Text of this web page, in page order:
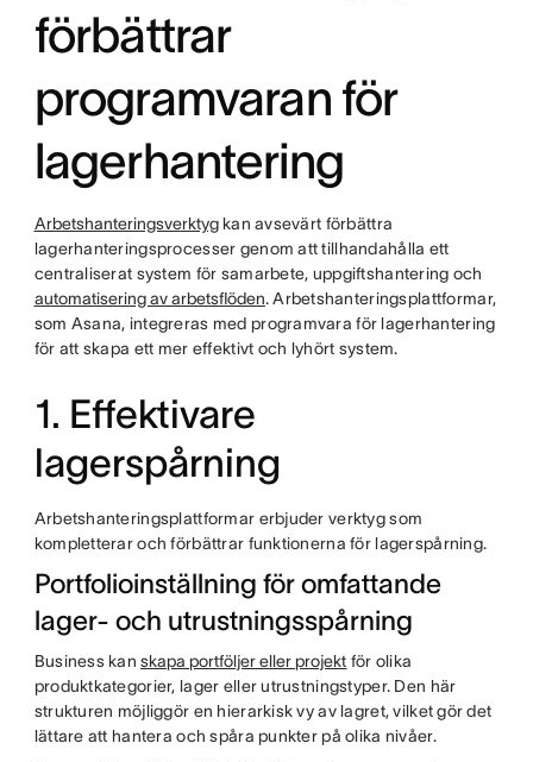
förbättrar
programvaran för
lagerhantering
Arbetshanteringsverktygkan avsevärt förbättra
lagerhanteringsprocesser genom att tillhandahålla ett
centraliserat system för samarbete, uppgiftshantering och
automatisering av arbetsflöden. Arbetshanteringsplattformar,
som Asana, integreras med programvara för lagerhantering
för att skapa ett mer effektivt och lyhört system.
1. Effektivare
lagerspårning
Arbetshanteringsplattformar erbjuder verktyg som
kompletterar och förbättrar funktionerna för lagerspårning.
Portfolioinställning för omfattande
lager- och utrustningsspårning
Business kanskapa portföljer eller projekt för olika
produktkategorier, lager eller utrustningstyper. Den här
strukturen möjliggör en hierarkisk vy av lagret, vilket gör det
lättare att hantera och spåra punkter på olika nivåer.